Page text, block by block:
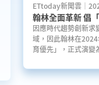
ETtoday新聞雲｜
翰林全面革新 倡
因應時代趨勢創新求
域，因此翰林在
育優先」，正式演變
能性。翰林集團也進